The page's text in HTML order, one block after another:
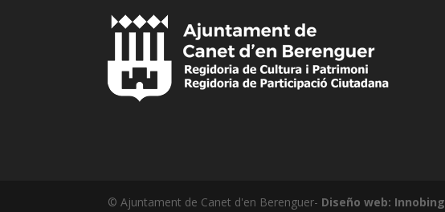
© Ajuntament de Canet d'en Berenguer- Diseño web: Innobing